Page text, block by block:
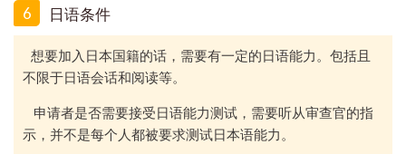
6 日语条件
想要加入日本国籍的话，需要有一定的日语能力。包括且
不限于日语会话和阅读等。
申请者是否需要接受日语能力测试，需要听从审查官的指
示，并不是每个人都被要求测试日本语能力。